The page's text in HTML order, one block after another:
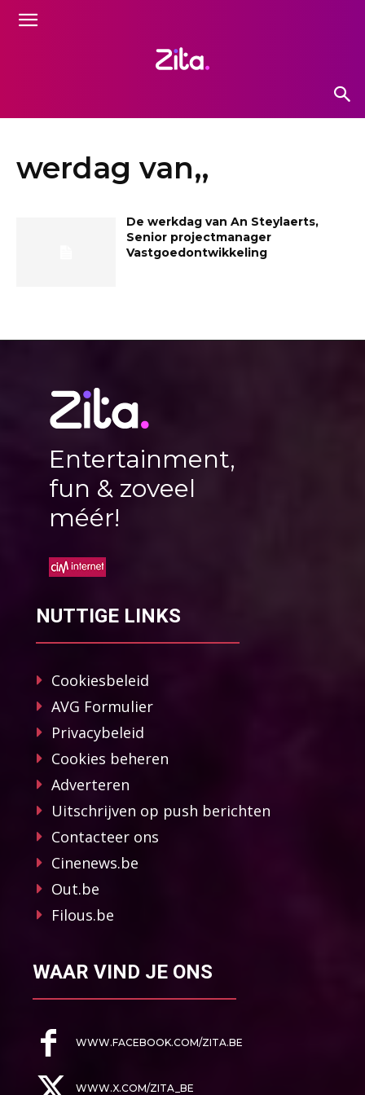
werdag van,,
De werkdag van An Steylaerts,
Senior projectmanager
Vastgoedontwikkeling
Entertainment,
fun & zoveel
méér!
NUTTIGE LINKS
Cookiesbeleid
AVG Formulier
Privacybeleid
Cookies beheren
Adverteren
Uitschrijven op push berichten
Contacteer ons
Cinenews.be
Out.be
Filous.be
WAAR VIND JE ONS
WWW.FACEBOOK.COM/ZITA.BE
WWW.X.COM/ZITA_BE